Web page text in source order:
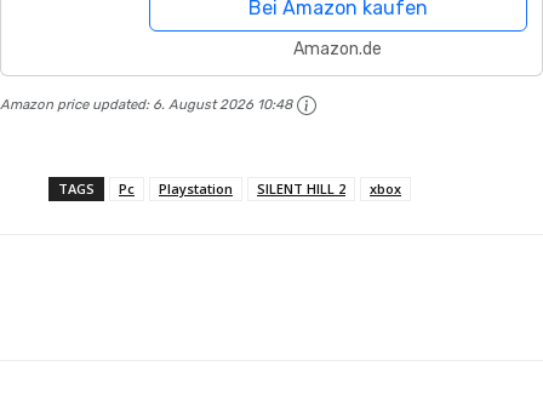
Bei Amazon kaufen
Amazon.de
Amazon price updated: 6. August 2026 10:48
TAGS Pc Playstation SILENT HILL 2 xbox